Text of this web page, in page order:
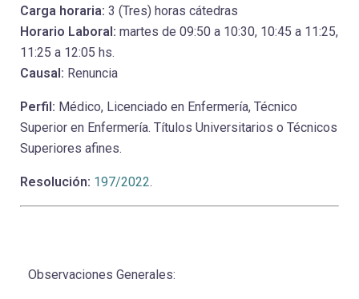
Carga horaria: 3 (Tres) horas cátedras
Horario Laboral: martes de 09:50 a 10:30, 10:45 a 11:25,
11:25 a 12:05 hs.
Causal: Renuncia
Perfil: Médico, Licenciado en Enfermería, Técnico
Superior en Enfermería. Títulos Universitarios o Técnicos
Superiores afines.
Resolución: 197/2022.
Observaciones Generales: